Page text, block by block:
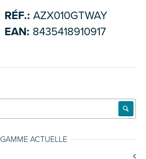
RÉF.: AZX010GTWAY
EAN: 8435418910917
GAMME ACTUELLE